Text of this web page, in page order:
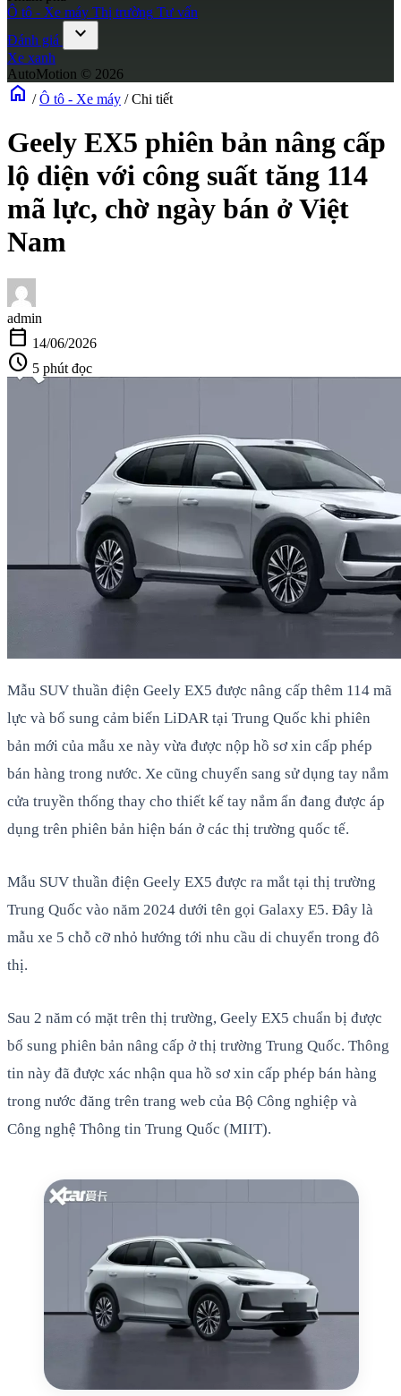
Ô tô - Xe máy Thị trường Tư vấn
Đánh giá
expand_more
Xe xanh
AutoMotion © 2026
home / Ô tô - Xe máy / Chi tiết
Geely EX5 phiên bản nâng cấp
lộ diện với công suất tăng 114
mã lực, chờ ngày bán ở Việt
Nam
admin
calendar_today 14/06/2026
schedule 5 phút đọc
Mẫu SUV thuần điện Geely EX5 được nâng cấp thêm 114 mã
lực và bổ sung cảm biến LiDAR tại Trung Quốc khi phiên
bản mới của mẫu xe này vừa được nộp hồ sơ xin cấp phép
bán hàng trong nước. Xe cũng chuyển sang sử dụng tay nắm
cửa truyền thống thay cho thiết kế tay nắm ẩn đang được áp
dụng trên phiên bản hiện bán ở các thị trường quốc tế.
Mẫu SUV thuần điện Geely EX5 được ra mắt tại thị trường
Trung Quốc vào năm 2024 dưới tên gọi Galaxy E5. Đây là
mẫu xe 5 chỗ cỡ nhỏ hướng tới nhu cầu di chuyển trong đô
thị.
Sau 2 năm có mặt trên thị trường, Geely EX5 chuẩn bị được
bổ sung phiên bản nâng cấp ở thị trường Trung Quốc. Thông
tin này đã được xác nhận qua hồ sơ xin cấp phép bán hàng
trong nước đăng trên trang web của Bộ Công nghiệp và
Công nghệ Thông tin Trung Quốc (MIIT).